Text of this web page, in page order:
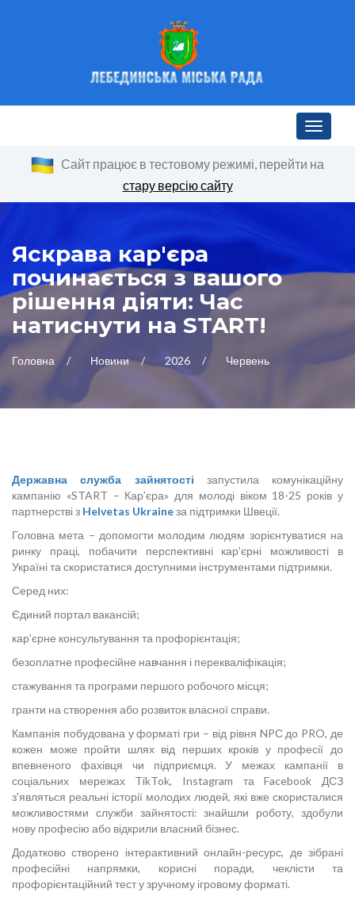
Toggle
Сайт працює в тестовому режимі, перейти на
стару версію сайту
Яскрава кар'єра
починається з вашого
рішення діяти: Час
натиснути на START!
Головна Новини 2026 Червень
Державна служба зайнятості запустила комунікаційну
кампанію «START – Кар’єра» для молоді віком 18-25 років у
партнерстві з Helvetas Ukraineза підтримки Швеції.
Головна мета – допомогти молодим людям зорієнтуватися на
ринку праці, побачити перспективні кар’єрні можливості в
Україні та скористатися доступними інструментами підтримки.
Серед них:
Єдиний портал вакансій;
кар’єрне консультування та профорієнтація;
безоплатне професійне навчання і перекваліфікація;
стажування та програми першого робочого місця;
гранти на створення або розвиток власної справи.
Кампанія побудована у форматі гри – від рівня NPС до PRO, де
кожен може пройти шлях від перших кроків у професії до
впевненого фахівця чи підприємця. У межах кампанії в
соціальних мережах TikTok, Instagram та Facebook ДСЗ
з'являться реальні історії молодих людей, які вже скористалися
можливостями служби зайнятості: знайшли роботу, здобули
нову професію або відкрили власний бізнес.
Додатково створено інтерактивний онлайн-ресурс, де зібрані
професійні напрямки, корисні поради, чеклісти та
профорієнтаційний тест у зручному ігровому форматі.